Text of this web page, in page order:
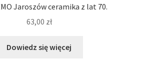
Jaroszów ceramika z lat 70.
63,00 zł
Dowiedz się więcej